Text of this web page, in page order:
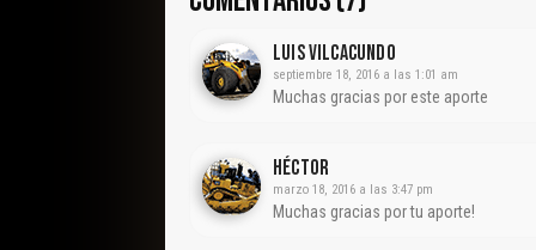
Luis Vilcacundo
septiembre 18, 2016 a las 1:01 am
Muchas gracias por este aporte
Héctor
marzo 18, 2016 a las 3:47 pm
Muchas gracias por tu aporte!